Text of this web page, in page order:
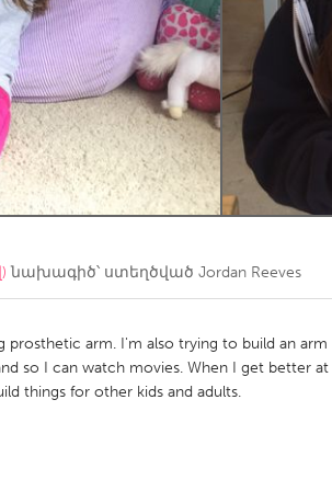
Kitchener-Waterloo
Toronto
նախագիծ՝ ստեղծված Jordan Reeves
arm. I'm also trying to build an arm
so I can watch movies. When I get better at
things for other kids and adults.